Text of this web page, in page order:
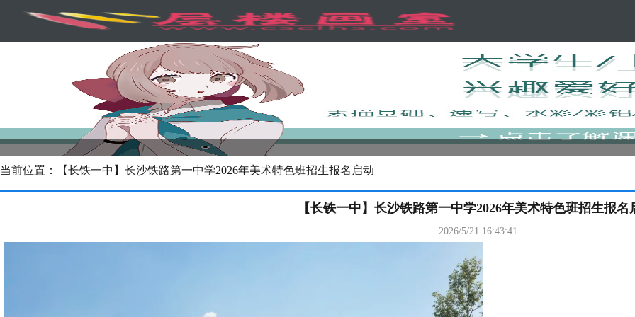
当前位置：【长铁一中】长沙铁路第一中学2026年美术特色班招生报名启动
【长铁一中】长沙铁路第一中学2026年美术特色班招生报名
2026/5/21 16:43:41